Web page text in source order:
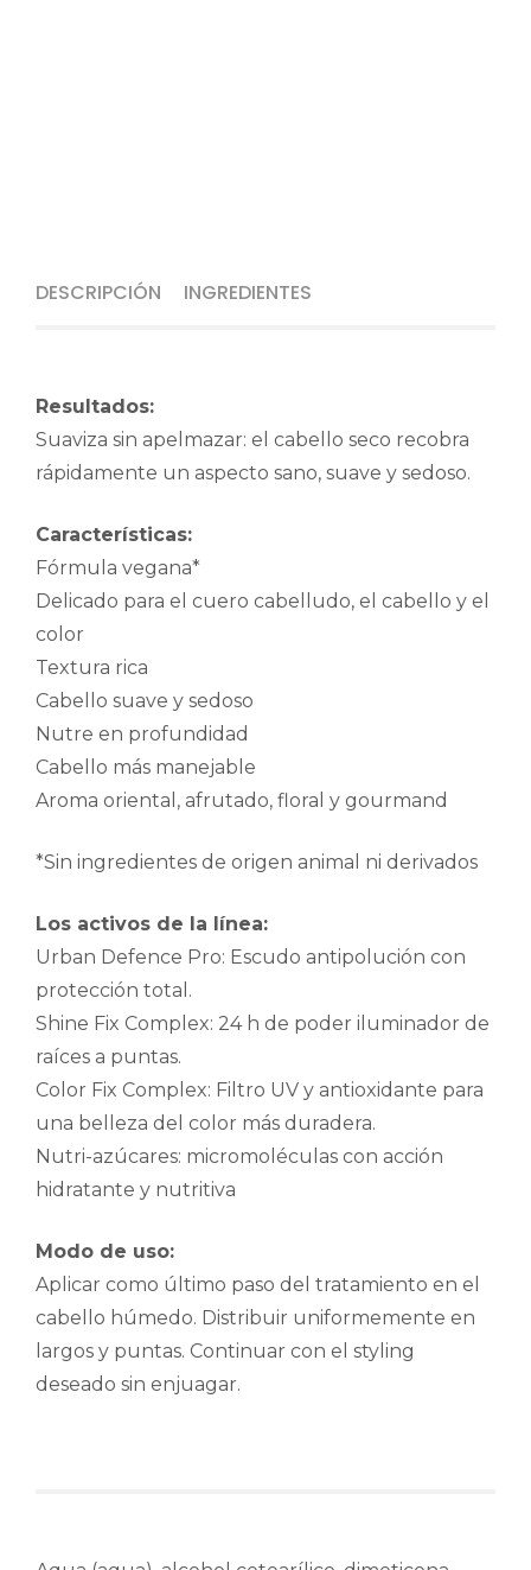
DESCRIPCIÓN INGREDIENTES
Resultados:
Suaviza sin apelmazar: el cabello seco recobra
rápidamente un aspecto sano, suave y sedoso.
Características:
Fórmula vegana*
Delicado para el cuero cabelludo, el cabello y el
color
Textura rica
Cabello suave y sedoso
Nutre en profundidad
Cabello más manejable
Aroma oriental, afrutado, floral y gourmand
*Sin ingredientes de origen animal ni derivados
Los activos de la línea:
Urban Defence Pro: Escudo antipolución con
protección total.
Shine Fix Complex: 24 h de poder iluminador de
raíces a puntas.
Color Fix Complex: Filtro UV y antioxidante para
una belleza del color más duradera.
Nutri-azúcares: micromoléculas con acción
hidratante y nutritiva
Modo de uso:
Aplicar como último paso del tratamiento en el
cabello húmedo. Distribuir uniformemente en
largos y puntas. Continuar con el styling
deseado sin enjuagar.